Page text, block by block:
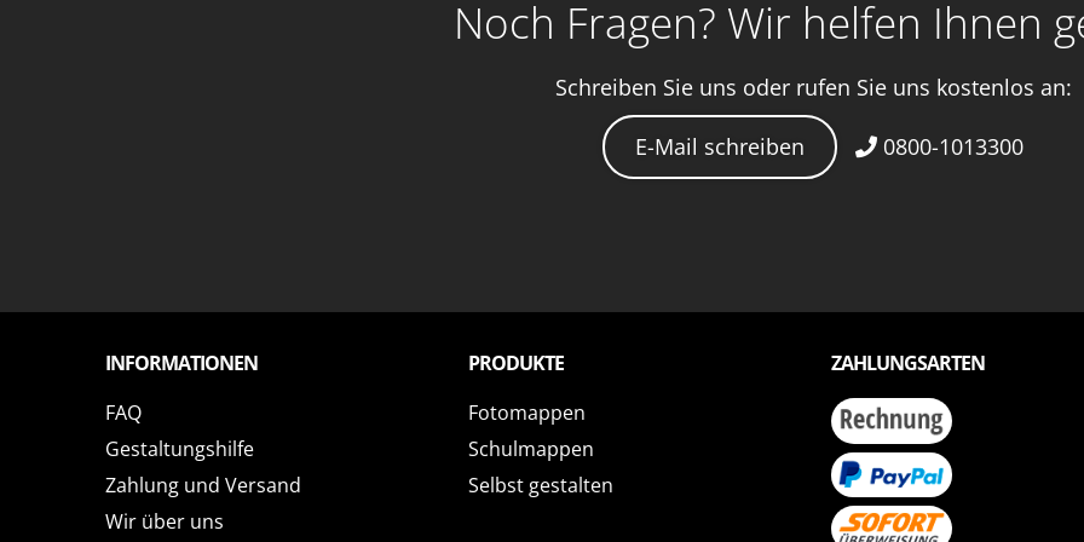
Noch Fragen? Wir helfen Ihnen
Schreiben Sie uns oder rufen Sie uns kostenlos an:
E-Mail schreiben 0800-1013300
INFORMATIONEN
FAQ
Gestaltungshilfe
Zahlung und Versand
Wir über uns
PRODUKTE
Fotomappen
Schulmappen
Selbst gestalten
ZAHLUNGSARTEN